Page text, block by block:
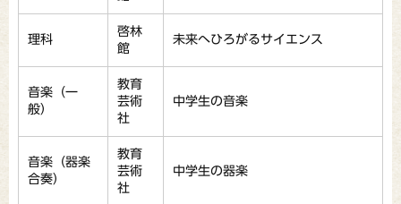
理科
啓林
館
未来へひろがるサイエンス
音楽（一
般）
教育
芸術
社
中学生の音楽
音楽（器楽
合奏）
教育
芸術
社
中学生の器楽